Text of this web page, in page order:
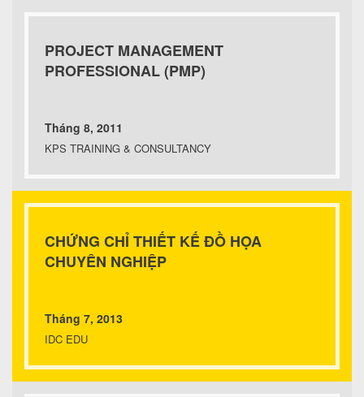
PROJECT MANAGEMENT
PROFESSIONAL (PMP)
Tháng 8, 2011
KPS TRAINING & CONSULTANCY
CHỨNG CHỈ THIẾT KẾ ĐỒ HỌA
CHUYÊN NGHIỆP
Tháng 7, 2013
IDC EDU